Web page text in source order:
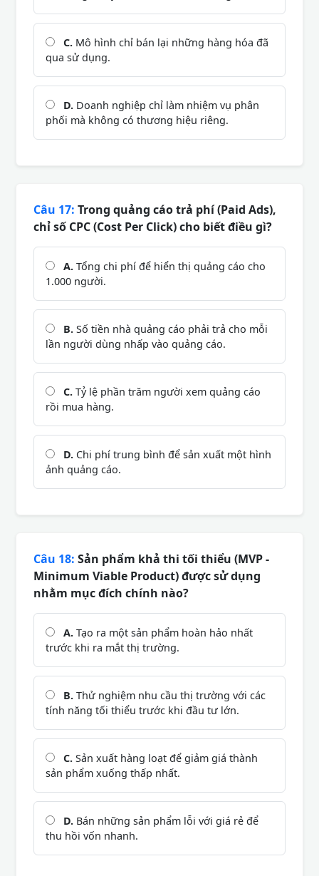
C. Mô hình chỉ bán lại những hàng hóa đã
qua sử dụng.
D. Doanh nghiệp chỉ làm nhiệm vụ phân
phối mà không có thương hiệu riêng.
Câu 17: Trong quảng cáo trả phí (Paid Ads),
chỉ số CPC (Cost Per Click) cho biết điều gì?
A. Tổng chi phí để hiển thị quảng cáo cho
1.000 người.
B. Số tiền nhà quảng cáo phải trả cho mỗi
lần người dùng nhấp vào quảng cáo.
C. Tỷ lệ phần trăm người xem quảng cáo
rồi mua hàng.
D. Chi phí trung bình để sản xuất một hình
ảnh quảng cáo.
Câu 18: Sản phẩm khả thi tối thiểu (MVP -
Minimum Viable Product) được sử dụng
nhằm mục đích chính nào?
A. Tạo ra một sản phẩm hoàn hảo nhất
trước khi ra mắt thị trường.
B. Thử nghiệm nhu cầu thị trường với các
tính năng tối thiểu trước khi đầu tư lớn.
C. Sản xuất hàng loạt để giảm giá thành
sản phẩm xuống thấp nhất.
D. Bán những sản phẩm lỗi với giá rẻ để
thu hồi vốn nhanh.